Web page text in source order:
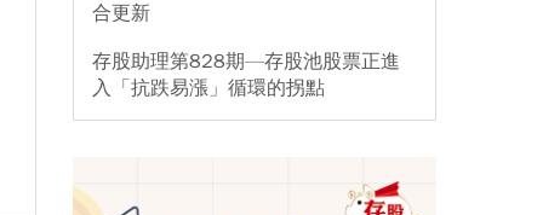
合更新
存股助理第828期—存股池股票正進
入「抗跌易漲」循環的拐點